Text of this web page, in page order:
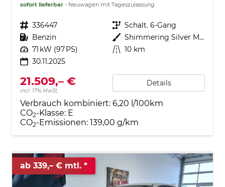
sofort lieferbar Neuwagen mit Tageszulassung
Fahrzeugnr. 336447 Getriebe Schalt. 6-Gang
Kraftstoff Benzin Außenfarbe
Shimmering Silver Metallic
Leistung 71 kW (97 PS) Kilometerstand 10 km
30.11.2025
21.509,– €
incl. 17% MwSt.
Details
Verbrauch kombiniert: 6,20 l/100km
CO2-Klasse: E
CO2-Emissionen: 139,00 g/km
ab 339,– € mtl.